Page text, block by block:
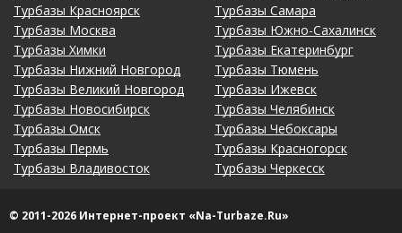
Турбазы Красноярск
Турбазы Москва
Турбазы Химки
Турбазы Нижний Новгород
Турбазы Великий Новгород
Турбазы Новосибирск
Турбазы Омск
Турбазы Пермь
Турбазы Владивосток
Турбазы Самара
Турбазы Южно-Сахалинск
Турбазы Екатеринбург
Турбазы Тюмень
Турбазы Ижевск
Турбазы Челябинск
Турбазы Чебоксары
Турбазы Красногорск
Турбазы Черкесск
© 2011-2026 Интернет-проект «Na-Turbaze.Ru»